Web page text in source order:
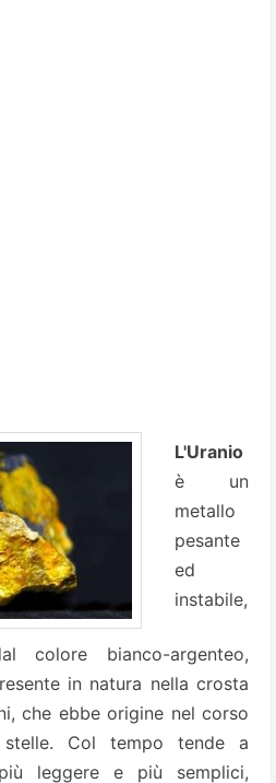
L'Uranio
è un
metallo
pesante
ed
instabile,
colore bianco-argenteo,
in natura nella crosta
che ebbe origine nel corso
stelle. Col tempo tende a
leggere e più semplici,